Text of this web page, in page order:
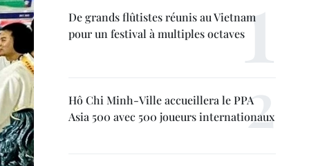
De grands flûtistes réunis au Vietnam
pour un festival à multiples octaves
Hô Chi Minh-Ville accueillera le PPA
Asia 500 avec 500 joueurs internationaux